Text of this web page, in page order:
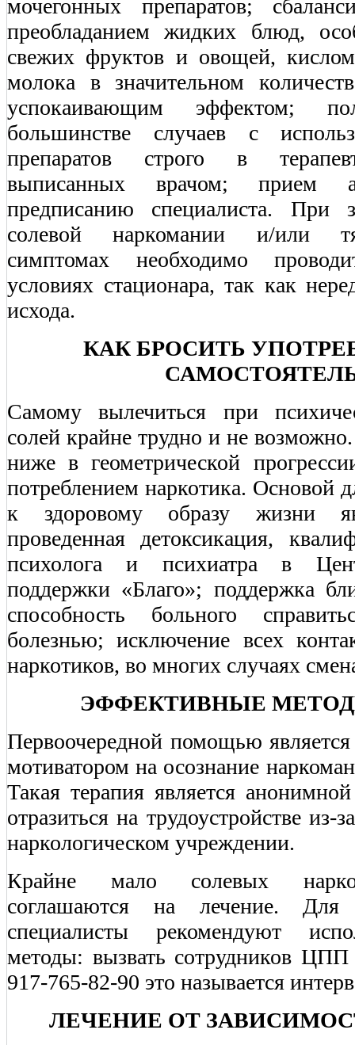
мочегонных препаратов;
преобладанием жидких блюд,
свежих фруктов и овощей,
молока в значительном
успокаивающим эффектом;
большинстве случаев с
препаратов строго в
выписанных врачом; прием
предписанию специалиста. При
солевой наркомании и/или
симптомах необходимо
условиях стационара, так как
исхода.
КАК БРОСИТЬ
Самому вылечиться при
солей крайне трудно и не
ниже в геометрической
потреблением наркотика. Основой
к здоровому образу жизни
проведенная детоксикация,
психолога и психиатра в
поддержки «Благо»; поддержка
способность больного
болезнью; исключение всех
наркотиков, во многих случаях
ЭФФЕКТИВНЫЕ
Первоочередной помощью
мотиватором на осознание
Такая терапия является
отразиться на трудоустройстве из-
наркологическом учреждении.
Крайне мало солевых
соглашаются на лечение. Для
специалисты рекомендуют
методы: вызвать сотрудников
917-765-82-90 это называется
ЛЕЧЕНИЕ ОТ